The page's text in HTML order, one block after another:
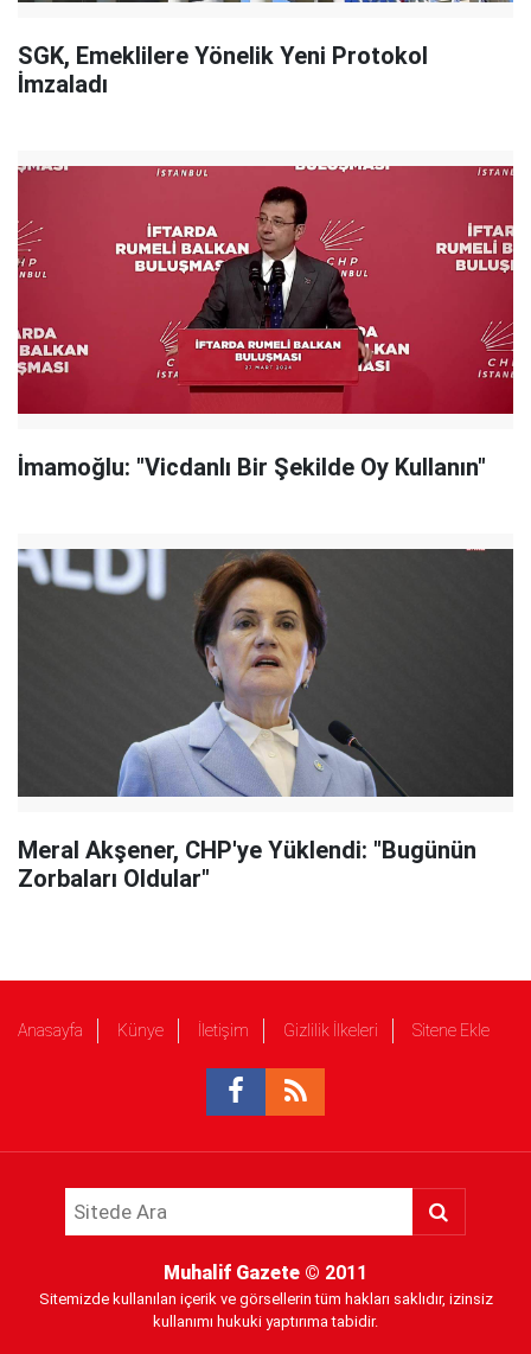
SGK, Emeklilere Yönelik Yeni Protokol
İmzaladı
İmamoğlu: "Vicdanlı Bir Şekilde Oy Kullanın"
Meral Akşener, CHP'ye Yüklendi: "Bugünün
Zorbaları Oldular"
Anasayfa Künye İletişim Gizlilik İlkeleri Sitene Ekle
Muhalif Gazete © 2011
Sitemizde kullanılan içerik ve görsellerin tüm hakları saklıdır, izinsiz
kullanımı hukuki yaptırıma tabidir.